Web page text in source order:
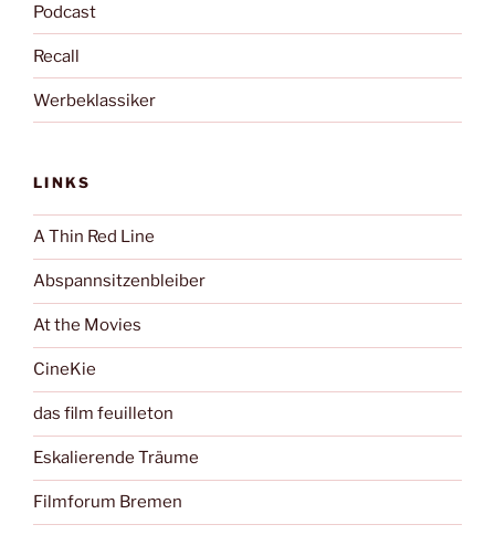
Podcast
Recall
Werbeklassiker
LINKS
A Thin Red Line
Abspannsitzenbleiber
At the Movies
CineKie
das film feuilleton
Eskalierende Träume
Filmforum Bremen